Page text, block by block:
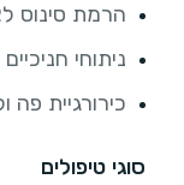
הרמת סינוס
ניתוחי חניכיים
כירורגיית פה
סוגי טיפולים